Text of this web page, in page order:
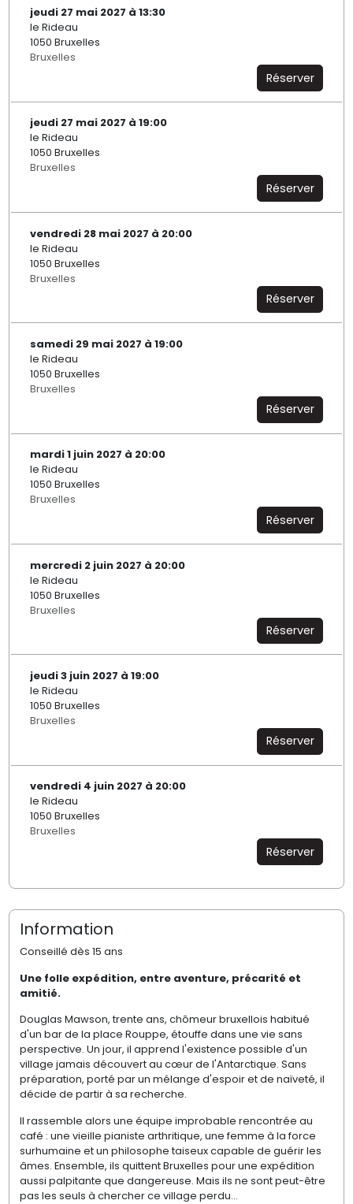
jeudi 27 mai 2027 à 13:30
le Rideau
1050 Bruxelles
Bruxelles
Réserver
jeudi 27 mai 2027 à 19:00
le Rideau
1050 Bruxelles
Bruxelles
Réserver
vendredi 28 mai 2027 à 20:00
le Rideau
1050 Bruxelles
Bruxelles
Réserver
samedi 29 mai 2027 à 19:00
le Rideau
1050 Bruxelles
Bruxelles
Réserver
mardi 1 juin 2027 à 20:00
le Rideau
1050 Bruxelles
Bruxelles
Réserver
mercredi 2 juin 2027 à 20:00
le Rideau
1050 Bruxelles
Bruxelles
Réserver
jeudi 3 juin 2027 à 19:00
le Rideau
1050 Bruxelles
Bruxelles
Réserver
vendredi 4 juin 2027 à 20:00
le Rideau
1050 Bruxelles
Bruxelles
Réserver
Information
Conseillé dès 15 ans
Une folle expédition, entre aventure, précarité et
amitié.
Douglas Mawson, trente ans, chômeur bruxellois habitué
d'un bar de la place Rouppe, étouffe dans une vie sans
perspective. Un jour, il apprend l'existence possible d'un
village jamais découvert au cœur de l'Antarctique. Sans
préparation, porté par un mélange d'espoir et de naïveté, il
décide de partir à sa recherche.
Il rassemble alors une équipe improbable rencontrée au
café : une vieille pianiste arthritique, une femme à la force
surhumaine et un philosophe taiseux capable de guérir les
âmes. Ensemble, ils quittent Bruxelles pour une expédition
aussi palpitante que dangereuse. Mais ils ne sont peut-être
pas les seuls à chercher ce village perdu...